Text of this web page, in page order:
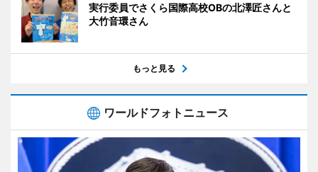
実行委員でさくら国際高校OBの北澤匠さんと
大竹音環さん
もっと見る
ワールドフォトニュース